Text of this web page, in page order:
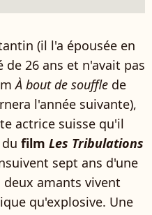
(il l'a épousée en
de 26 ans et n'avait pas
À bout de souffle de
l'année suivante),
actrice suisse qu'il
film Les Tribulations
sept ans d'une
amants vivent
qu'explosive. Une